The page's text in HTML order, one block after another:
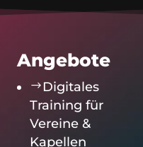
Angebote
$ Digitales
Training für
Vereine &
Kapellen